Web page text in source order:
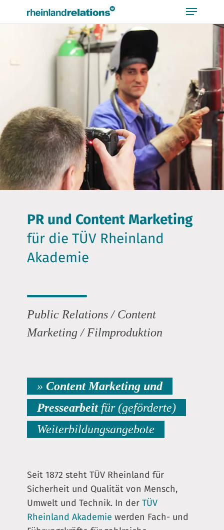
Seite
ein
Zugänglichkeitssystem
verwendet.
PR und Content Marketing
für die TÜV Rheinland
Akademie
Public Relations / Content
Marketing / Filmproduktion
»Content Marketing und
Pressearbeitfür (geförderte)
Weiterbildungsangebote
Seit 1872 steht TÜV Rheinland für
Sicherheit und Qua­lität von Mensch,
Umwelt und Technik. In derTÜV
Rheinland Akademie werden Fach- und